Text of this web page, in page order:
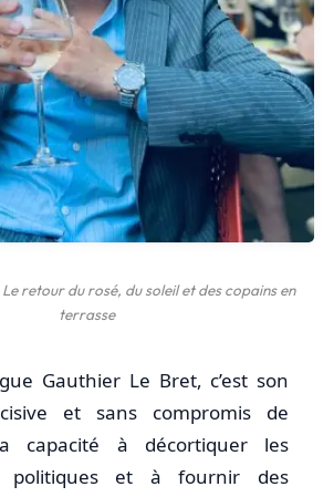
retour du rosé, du soleil et des copains en
terrasse
Gauthier Le Bret, c’est son
et sans compromis de
capacité à décortiquer les
politiques et à fournir des